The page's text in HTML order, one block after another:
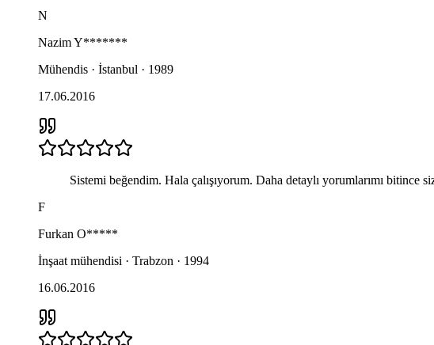
N
NazimY*******
Mühendis · İstanbul · 1989
17.06.2016
Sistemi beğendim. Hala çalışıyorum. Daha detaylı yorumlarımı bitince
F
Furkan O*****
İnşaat mühendisi · Trabzon · 1994
16.06.2016